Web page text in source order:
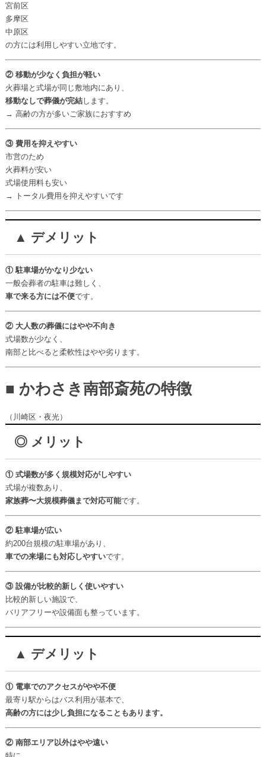
宮前区
多摩区
中原区
の方には利用しやすい立地です。
② 移動が少なく負担が軽い
火葬場と式場が同じ敷地内にあり、
移動なしで葬儀が完結します。
→ 高齢の方が多いご家族におすすめ
③ 費用を抑えやすい
市営のため
火葬料が安い
式場使用料も安い
→ トータル費用を抑えやすいです
▲ デメリット
① 駐車場がかなり少ない
一般会葬者の駐車は難しく、
車で来る方には不便です。
② 大人数の葬儀にはやや不向き
式場数が少なく、
南部と比べると柔軟性はやや劣ります。
■ かわさき南部斎苑の特徴
（川崎区・夜光）
◎ メリット
① 式場数が多く規模対応がしやすい
式場が複数あり、
家族葬〜大規模葬儀まで対応可能です。
② 駐車場が広い
約200台規模の駐車場があり、
車での来場にも対応しやすいです。
③ 設備が比較的新しく使いやすい
比較的新しい施設で、
バリアフリーや設備面も整っています。
▲ デメリット
① 電車でのアクセスがやや不便
最寄り駅からはバス利用が基本で、
高齢の方には少し負担になることもあります。
② 南部エリア以外はやや遠い